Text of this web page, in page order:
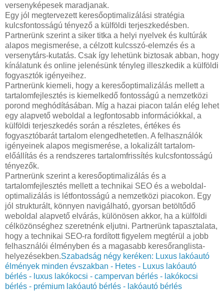
versenyképesek maradjanak.
Egy jól megtervezett keresőoptimalizálási stratégia
kulcsfontosságú tényező a külföldi terjeszkedésben.
Partnerünk szerint a siker titka a helyi nyelvek és kultúrák
alapos megismerése, a célzott kulcsszó-elemzés és a
versenytárs-kutatás. Csak így lehetünk biztosak abban, hogy
kínálatunk és online jelenésünk tényleg illeszkedik a külföldi
fogyasztók igényeihez.
Partnerünk kiemeli, hogy a keresőoptimalizálás mellett a
tartalomfejlesztés is kiemelkedő fontosságú a nemzetközi
porond meghódításában. Míg a hazai piacon talán elég lehet
egy alapvető weboldal a legfontosabb információkkal, a
külföldi terjeszkedés során a részletes, értékes és
fogyasztóbarát tartalom elengedhetetlen. A felhasználók
igényeinek alapos megismerése, a lokalizált tartalom-
előállítás és a rendszeres tartalomfrissítés kulcsfontosságú
tényezők.
Partnerünk szerint a keresőoptimalizálás és a
tartalomfejlesztés mellett a technikai SEO és a weboldal-
optimalizálás is létfontosságú a nemzetközi piacokon. Egy
jól strukturált, könnyen navigálható, gyorsan betöltődő
weboldal alapvető elvárás, különösen akkor, ha a külföldi
célközönséghez szeretnénk eljutni. Partnerünk tapasztalata,
hogy a technikai SEO-ra fordított figyelem megtérül a jobb
felhasználói élményben és a magasabb keresőranglista-
helyezésekben.Szabadság négy keréken: Luxus lakóautó
élmények minden évszakban - Hetes - Luxus lakóautó
bérlés - luxus lakókocsi - campervan bérlés - lakókocsi
bérlés - prémium lakóautó bérlés - lakóautó bérlés